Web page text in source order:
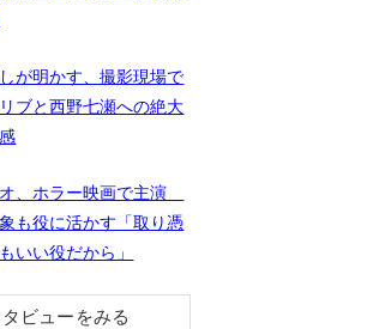
が明かす、撮影現場で
ブと西野七瀬への絶大
、ホラー映画で主演
も役に活かす「取り憑
いい役だから」
ビューをみる